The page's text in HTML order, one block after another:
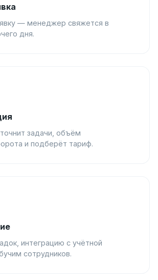
— менеджер свяжется в
дня.
задачи, объём
и подберёт тариф.
интеграцию с учётной
сотрудников.